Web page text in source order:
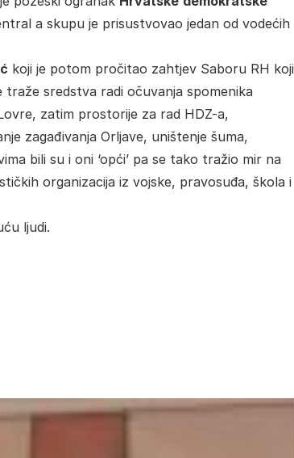
a skupu je prisustvovao jedan od vodećih
koji je potom pročitao zahtjev Saboru RH koji
traže sredstva radi očuvanja spomenika
zatim prostorije za rad HDZ-a,
zagađivanja Orljave, uništenje šuma,
bili su i oni ‘opći’ pa se tako tražio mir na
organizacija iz vojske, pravosuđa, škola i
ljudi.